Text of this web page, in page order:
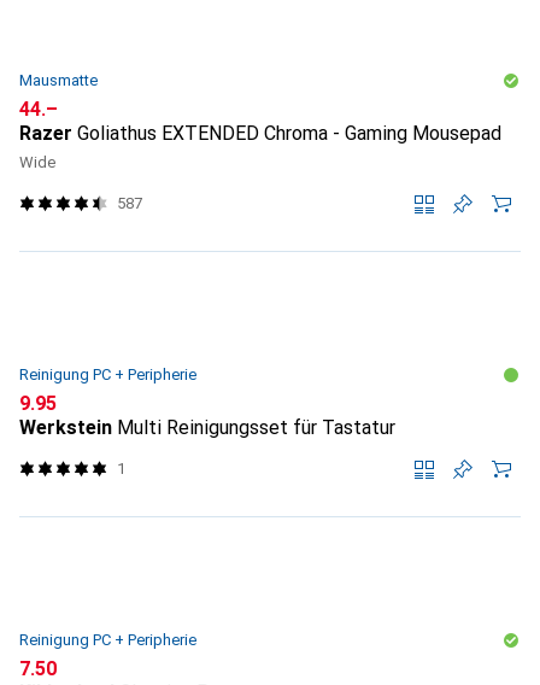
Mausmatte
CHF
44.–
Razer Goliathus EXTENDED Chroma - Gaming Mousepad
Wide
587
Reinigung PC + Peripherie
CHF
9.95
Werkstein Multi Reinigungsset für Tastatur
1
Reinigung PC + Peripherie
CHF
7.50